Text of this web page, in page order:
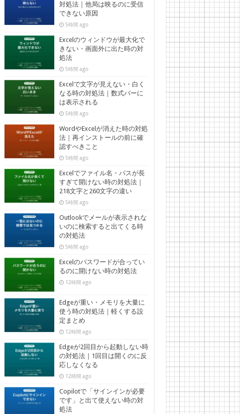
対処法｜他局は映るのに受信
できない原因
5時間 ago
Excelのウィンドウが最大化で
きない・画面外に出た時の対
処法
5時間 ago
Excelで文字が見えない・白く
なる時の対処法｜数式バーに
は表示される
5時間 ago
WordやExcelが消えた時の対処
法｜再インストールの前に確
認すべきこと
5時間 ago
Excelでファイル名・パスが長
すぎて開けない時の対処法｜
218文字と260文字の違い
5時間 ago
Outlookでメールが表示されな
いのに検索すると出てくる時
の対処法
5時間 ago
Excelのパスワードが合ってい
るのに開けない時の対処法
12時間 ago
Edgeが重い・メモリを大量に
使う時の対処法｜軽くする設
定まとめ
12時間 ago
Edgeが2回目から起動しない時
の対処法｜1回目は開くのに反
応しなくなる
12時間 ago
Copilotで「サインインが必要
です」と出て使えない時の対
処法